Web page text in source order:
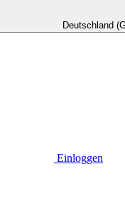
Deutschland
Einloggen